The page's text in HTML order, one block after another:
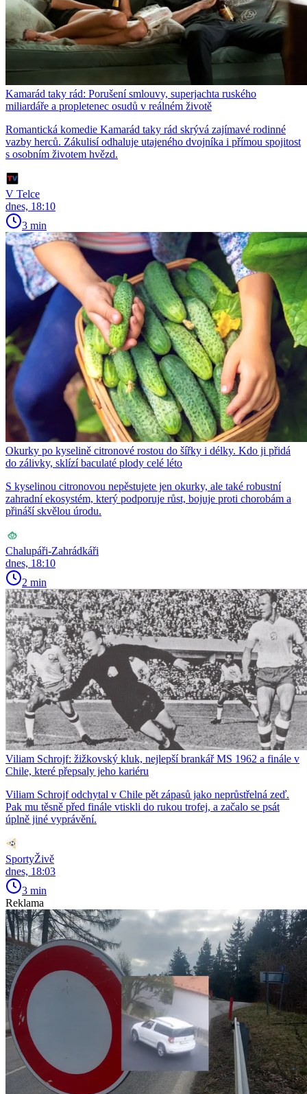
Kamarád taky rád: Porušení smlouvy, superjachta ruského
miliardáře a propletenec osudů v reálném životě
Romantická komedie Kamarád taky rád skrývá zajímavé rodinné
vazby herců. Zákulisí odhaluje utajeného dvojníka i přímou spojitost
s osobním životem hvězd.
V Telce
dnes, 18:10
3 min
Okurky po kyselině citronové rostou do šířky i délky. Kdo ji přidá
do zálivky, sklízí baculaté plody celé léto
S kyselinou citronovou nepěstujete jen okurky, ale také robustní
zahradní ekosystém, který podporuje růst, bojuje proti chorobám a
přináší skvělou úrodu.
Chalupáři-Zahrádkáři
dnes, 18:10
2 min
Viliam Schrojf: žižkovský kluk, nejlepší brankář MS 1962 a finále v
Chile, které přepsaly jeho kariéru
Viliam Schrojf odchytal v Chile pět zápasů jako neprůstřelná zeď.
Pak mu těsně před finále vtiskli do rukou trofej, a začalo se psát
úplně jiné vyprávění.
SportyŽivě
dnes, 18:03
3 min
Reklama